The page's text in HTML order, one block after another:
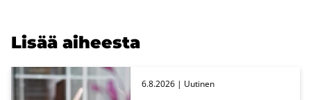
Lisää ai­hees­ta
6.8.2026 | Uu­ti­nen